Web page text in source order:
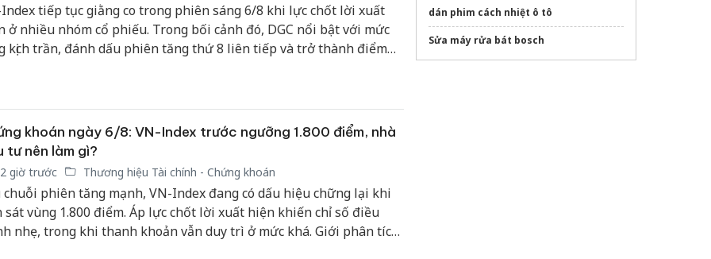
tiếp tục giằng co trong phiên sáng 6/8 khi lực chốt lời xuất
ở nhiều nhóm cổ phiếu. Trong bối cảnh đó, DGC nổi bật với mức
kịch trần, đánh dấu phiên tăng thứ 8 liên tiếp và trở thành điểm
khoán ngày 6/8: VN-Index trước ngưỡng 1.800 điểm, nhà
tư nên làm gì?
giờ trước Thương hiệu Tài chính - Chứng khoán
chuỗi phiên tăng mạnh, VN-Index đang có dấu hiệu chững lại khi
sát vùng 1.800 điểm. Áp lực chốt lời xuất hiện khiến chỉ số điều
nhẹ, trong khi thanh khoản vẫn duy trì ở mức khá. Giới phân tích
dán phim cách nhiệt ô tô
Sửa máy rửa bát bosch